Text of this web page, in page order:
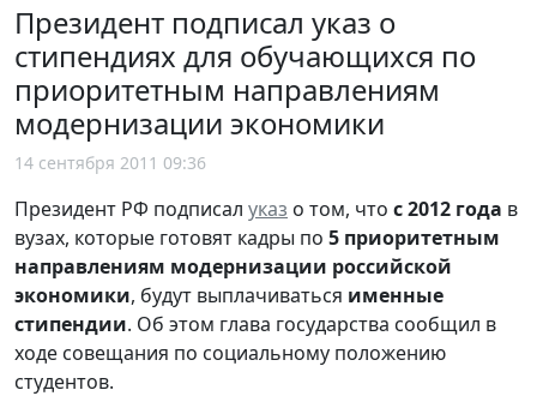
Президент подписал указ о
стипендиях для обучающихся по
приоритетным направлениям
модернизации экономики
14 сентября 2011 09:36
Президент РФ подписал указ о том, что с 2012 года в
вузах, которые готовят кадры по 5 приоритетным
направлениям модернизации российской
экономики, будут выплачиваться именные
стипендии. Об этом глава государства сообщил в
ходе совещания по социальному положению
студентов.